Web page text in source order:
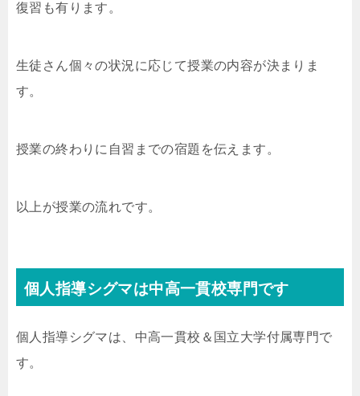
復習も有ります。
生徒さん個々の状況に応じて授業の内容が決まりま
す。
授業の終わりに自習までの宿題を伝えます。
以上が授業の流れです。
個人指導シグマは中高一貫校専門です
個人指導シグマは、中高一貫校＆国立大学付属専門で
す。